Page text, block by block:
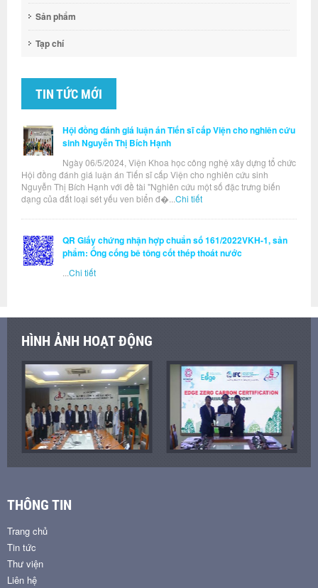
Sản phẩm
Tạp chí
TIN TỨC MỚI
Hội đồng đánh giá luận án Tiến sĩ cấp Viện cho nghiên cứu
sinh Nguyễn Thị Bích Hạnh
Ngày 06/5/2024, Viện Khoa học công nghệ xây dựng tổ chức
Hội đồng đánh giá luận án Tiến sĩ cấp Viện cho nghiên cứu sinh
Nguyễn Thị Bích Hạnh với đề tài "Nghiên cứu một số đặc trưng biến
dạng của đất loại sét yếu ven biển đ�... Chi tiết
QR Giấy chứng nhận hợp chuẩn số 161/2022VKH-1, sản
phẩm: Ống cống bê tông cốt thép thoát nước
Chi tiết
HÌNH ẢNH HOẠT ĐỘNG
THÔNG TIN
Trang chủ
Tin tức
Thư viện
Liên hệ